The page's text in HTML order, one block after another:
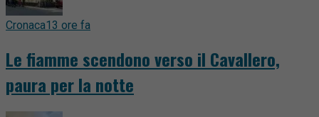
Cronaca13 ore fa
Le fiamme scendono verso il Cavallero,
paura per la notte